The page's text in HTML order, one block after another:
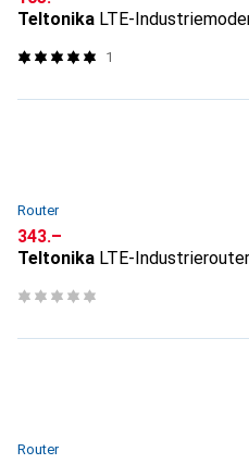
Teltonika LTE-
1
Router
CHF
343.–
Teltonika LTE-
Router